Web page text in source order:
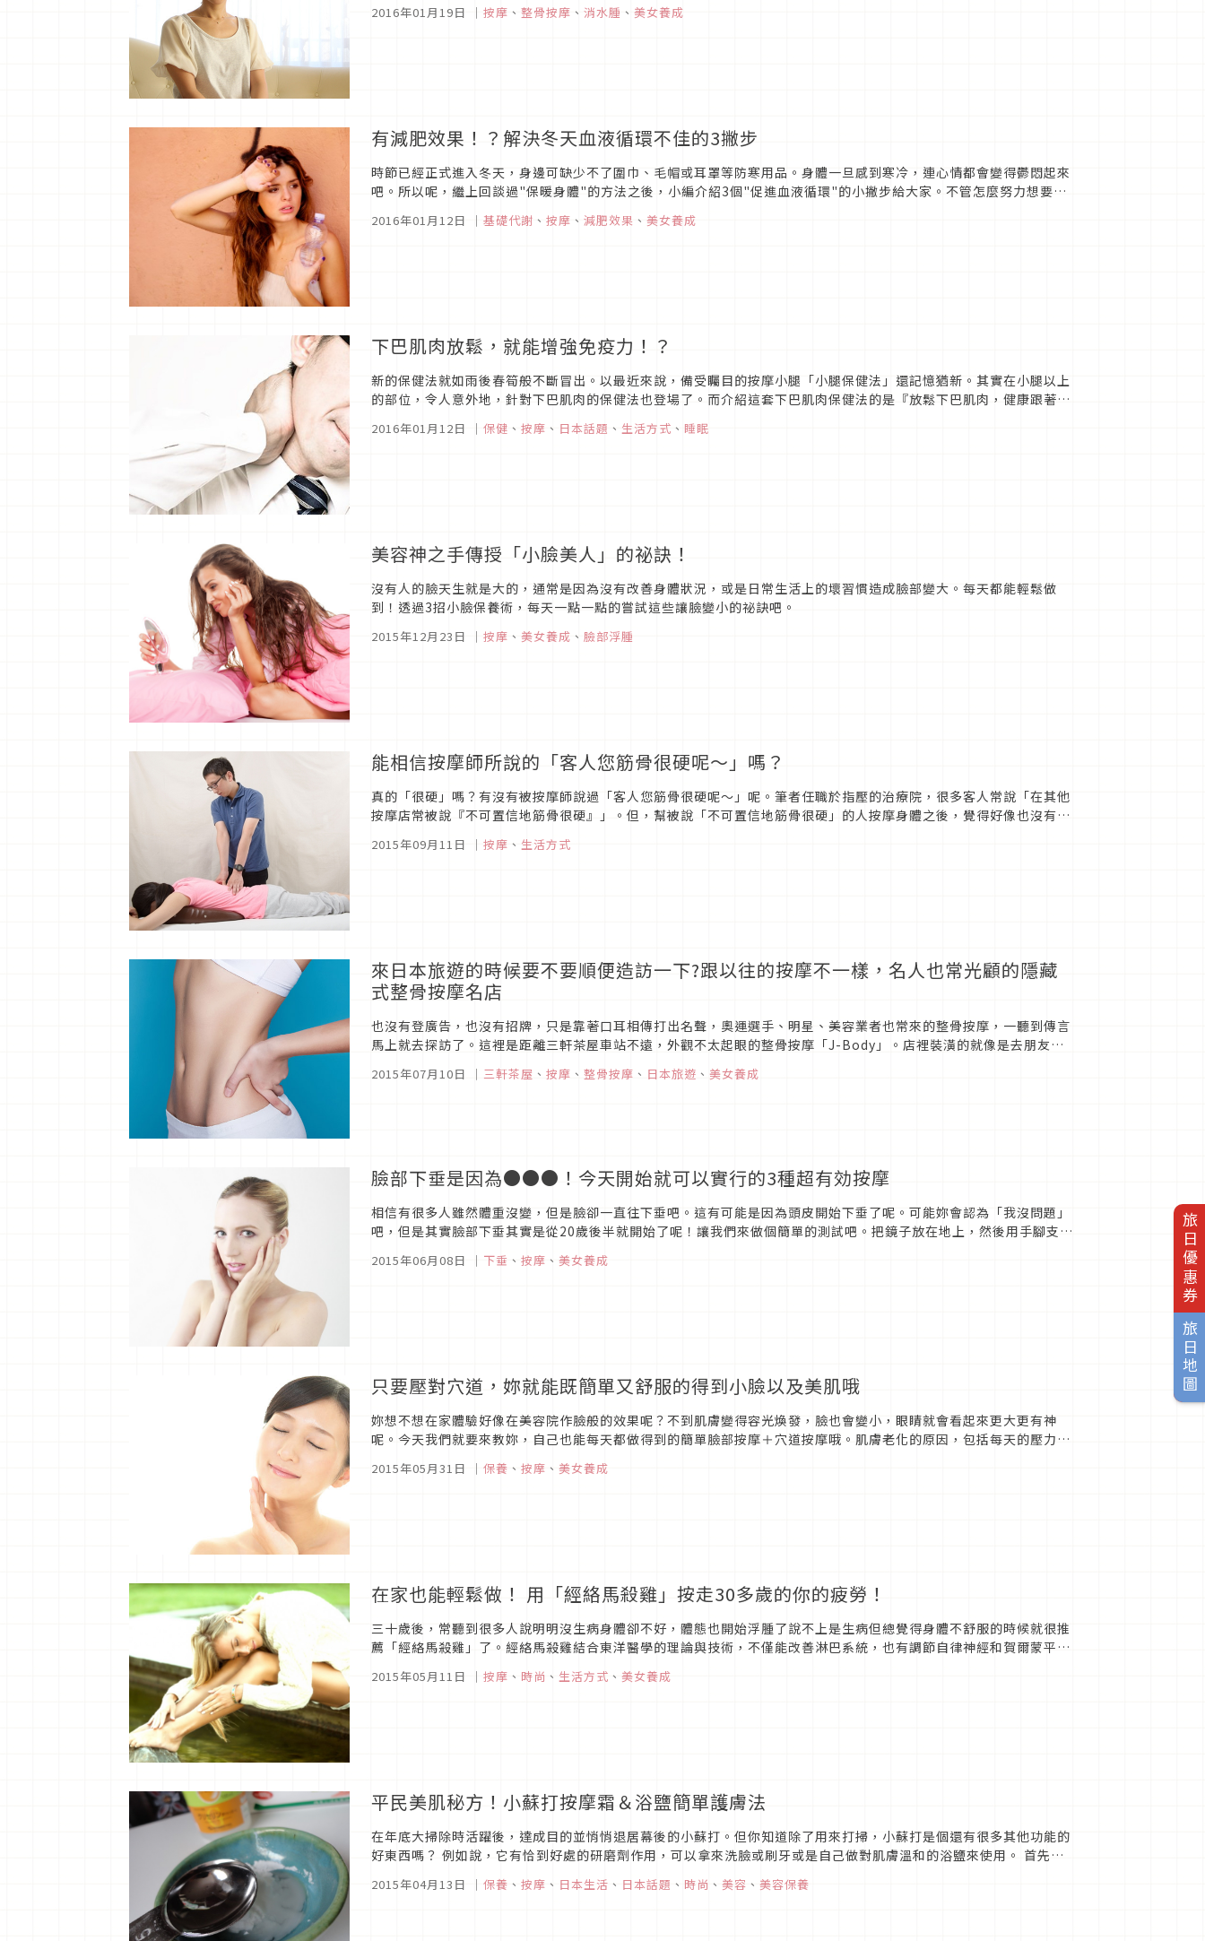
旅日優惠券
旅日地圖
2016年01月19日 ｜ 按摩 、 整骨按摩 、 消水腫 、 美女養成
有減肥效果！？解決冬天血液循環不佳的3撇步
時節已經正式進入冬天，身邊可缺少不了圍巾、毛帽或耳罩等防寒用品。身體一旦感到寒冷，連心情都會變得鬱悶起來
吧。所以呢，繼上回談過"保暖身體"的方法之後，小編介紹3個"促進血液循環"的小撇步給大家。不管怎麼努力想要使
2016年01月12日 ｜ 基礎代謝 、 按摩 、 減肥效果 、 美女養成
下巴肌肉放鬆，就能增強免疫力！？
新的保健法就如雨後春筍般不斷冒出。以最近來說，備受矚目的按摩小腿「小腿保健法」還記憶猶新。其實在小腿以上
的部位，令人意外地，針對下巴肌肉的保健法也登場了。而介紹這套下巴肌肉保健法的是『放鬆下巴肌肉，健康跟著
2016年01月12日 ｜ 保健 、 按摩 、 日本話題 、 生活方式 、 睡眠
美容神之手傳授「小臉美人」的祕訣！
沒有人的臉天生就是大的，通常是因為沒有改善身體狀況，或是日常生活上的壞習慣造成臉部變大。每天都能輕鬆做
到！透過3招小臉保養術，每天一點一點的嘗試這些讓臉變小的祕訣吧。
2015年12月23日 ｜ 按摩 、 美女養成 、 臉部浮腫
能相信按摩師所說的「客人您筋骨很硬呢〜」嗎？
真的「很硬」嗎？有沒有被按摩師說過「客人您筋骨很硬呢〜」呢。筆者任職於指壓的治療院，很多客人常說「在其他
按摩店常被說『不可置信地筋骨很硬』」。但，幫被說「不可置信地筋骨很硬」的人按摩身體之後，覺得好像也沒有那
2015年09月11日 ｜ 按摩 、 生活方式
來日本旅遊的時候要不要順便造訪一下?跟以往的按摩不一樣，名人也常光顧的隱藏
式整骨按摩名店
也沒有登廣告，也沒有招牌，只是靠著口耳相傳打出名聲，奧運選手、明星、美容業者也常來的整骨按摩，一聽到傳言
馬上就去探訪了。這裡是距離三軒茶屋車站不遠，外觀不太起眼的整骨按摩「J-Body」。店裡裝潢的就像是去朋友家
玩一樣的氣氛，讓人很放鬆。這邊的治療稱為「BODY MODERING」，此治療是原本為藥...
2015年07月10日 ｜ 三軒茶屋 、 按摩 、 整骨按摩 、 日本旅遊 、 美女養成
臉部下垂是因為●●●！今天開始就可以實行的3種超有効按摩
相信有很多人雖然體重沒變，但是臉卻一直往下垂吧。這有可能是因為頭皮開始下垂了呢。可能妳會認為「我沒問題」
吧，但是其實臉部下垂其實是從20歲後半就開始了呢！讓我們來做個簡單的測試吧。把鏡子放在地上，然後用手腳支撐
2015年06月08日 ｜ 下垂 、 按摩 、 美女養成
只要壓對穴道，妳就能既簡單又舒服的得到小臉以及美肌哦
妳想不想在家體驗好像在美容院作臉般的效果呢？不到肌膚變得容光煥發，臉也會變小，眼睛就會看起來更大更有神
呢。今天我們就要來教妳，自己也能每天都做得到的簡單臉部按摩＋穴道按摩哦。肌膚老化的原因，包括每天的壓力，
2015年05月31日 ｜ 保養 、 按摩 、 美女養成
在家也能輕鬆做！ 用「經絡馬殺雞」按走30多歲的你的疲勞！
三十歲後，常聽到很多人說明明沒生病身體卻不好，體態也開始浮腫了說不上是生病但總覺得身體不舒服的時候就很推
薦「經絡馬殺雞」了。經絡馬殺雞結合東洋醫學的理論與技術，不僅能改善淋巴系統，也有調節自律神經和賀爾蒙平衡
2015年05月11日 ｜ 按摩 、 時尚 、 生活方式 、 美女養成
平民美肌秘方！小蘇打按摩霜＆浴鹽簡單護膚法
在年底大掃除時活躍後，達成目的並悄悄退居幕後的小蘇打。但你知道除了用來打掃，小蘇打是個還有很多其他功能的
好東西嗎？ 例如說，它有恰到好處的研磨劑作用，可以拿來洗臉或刷牙或是自己做對肌膚溫和的浴鹽來使用。 首先是
2015年04月13日 ｜ 保養 、 按摩 、 日本生活 、 日本話題 、 時尚 、 美容 、 美容保養